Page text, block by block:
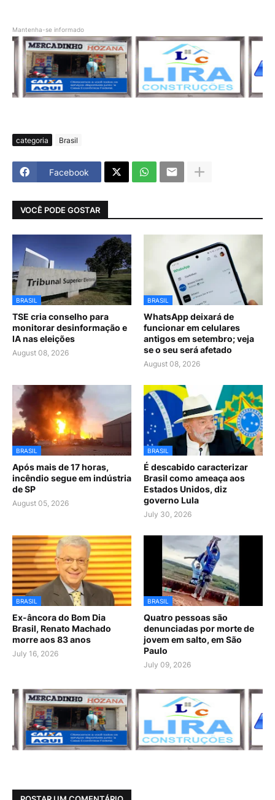
Mantenha-se informado
categoria Brasil
Facebook
VOCÊ PODE GOSTAR
BRASIL
TSE cria conselho para
monitorar desinformação e
IA nas eleições
August 08, 2026
BRASIL
WhatsApp deixará de
funcionar em celulares
antigos em setembro; veja
se o seu será afetado
August 08, 2026
BRASIL
Após mais de 17 horas,
incêndio segue em indústria
de SP
August 05, 2026
BRASIL
É descabido caracterizar
Brasil como ameaça aos
Estados Unidos, diz
governo Lula
July 30, 2026
BRASIL
Ex-âncora do Bom Dia
Brasil, Renato Machado
morre aos 83 anos
July 16, 2026
BRASIL
Quatro pessoas são
denunciadas por morte de
jovem em salto, em São
Paulo
July 09, 2026